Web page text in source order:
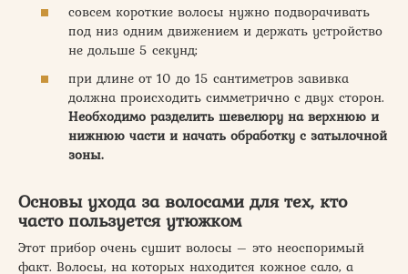
совсем короткие волосы нужно подворачивать
под низ одним движением и держать устройство
не дольше 5 секунд;
при длине от 10 до 15 сантиметров завивка
должна происходить симметрично с двух сторон.
Необходимо разделить шевелюру на верхнюю и
нижнюю части и начать обработку с затылочной
зоны.
Основы ухода за волосами для тех, кто
часто пользуется утюжком
Этот прибор очень сушит волосы – это неоспоримый
факт. Волосы, на которых находится кожное сало, а